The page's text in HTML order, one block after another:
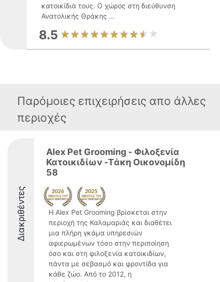
κατοικίδιά τους. Ο χώρος στη διεύθυνση
Ανατολικής Θράκης ...
8.5
Παρόμοιες επιχειρήσεις απο άλλες
περιοχές
Διακριθέντες
Alex Pet Grooming - Φιλοξενία
Κατοικιδίων -Tάκη Οικονομίδη
58
Η Alex Pet Grooming βρίσκεται στην
περιοχή της Καλαμαριάς και διαθέτει
μια πλήρη γκάμα υπηρεσιών
αφιερωμένων τόσο στην περιποίηση
όσο και στη φιλοξενία κατοικιδίων,
πάντα με σεβασμό και φροντίδα για
κάθε ζώο. Από το 2012, η